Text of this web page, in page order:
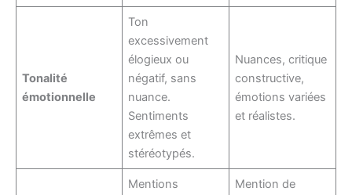
Tonalité
émotionnelle
Ton
excessivement
élogieux ou
négatif, sans
nuance.
Sentiments
extrêmes et
stéréotypés.
Nuances, critique
constructive,
émotions variées
et réalistes.
Mentions
Mention de